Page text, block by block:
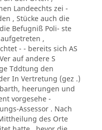
Landeechts zei -
, Stücke auch die
Befugniß Poli- ste
,
- - bereits sich AS
auf andere S
Tddtung den
In Vertretung (gez .)
heerungen und
vorgesehe -
Assessor . Nach
des Orte